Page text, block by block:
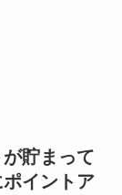
貯まって
イントア